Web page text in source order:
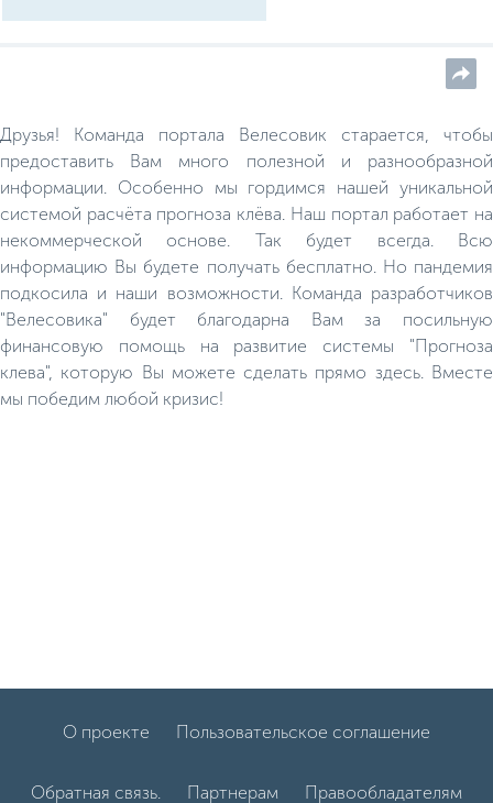
всерьез задуматься, как собрать
аккуратно. По внешнему виду
уклейка представляет собой
традиционную по форме рыбку
в миниатюре.
Друзья! Команда портала Велесовик старается, чтобы
предоставить Вам много полезной и разнообразной
информации. Особенно мы гордимся нашей уникальной
системой расчёта прогноза клёва. Наш портал работает на
некоммерческой основе. Так будет всегда. Всю
информацию Вы будете получать бесплатно. Но пандемия
подкосила и наши возможности. Команда разработчиков
"Велесовика" будет благодарна Вам за посильную
финансовую помощь на развитие системы "Прогноза
клева", которую Вы можете сделать прямо здесь. Вместе
мы победим любой кризис!
О проекте Пользовательское соглашение
Обратная связь. Партнерам Правообладателям